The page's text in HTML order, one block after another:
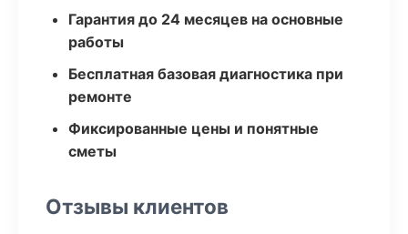
Гарантия до 24 месяцев на основные
работы
Бесплатная базовая диагностика при
ремонте
Фиксированные цены и понятные
сметы
Отзывы клиентов